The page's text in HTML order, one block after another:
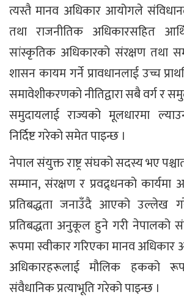
त्यस्तै मानव अधिकार आयोगले
तथा राजनीतिक अधिकारसहित
सांस्कृतिक अधिकारको संरक्षण तथा
शासन कायम गर्ने प्रावधानलाई उच्च
समावेशीकरणको नीतिद्वारा सबै वर्ग र
समुदायलाई राज्यको मूलधारमा
निर्दिष्ट गरेको समेत पाइन्छ ।
नेपाल संयुक्त राष्ट्र संघको सदस्य भए
सम्मान, संरक्षण र प्रवद्र्धनको कार्यमा
प्रतिबद्धता जनाउँदै आएको उल्लेख
प्रतिबद्धता अनुकूल हुने गरी नेपालको
रूपमा स्वीकार गरिएका मानव अधिकार
अधिकारहरूलाई मौलिक हकको
संवैधानिक प्रत्याभूति गरेको पाइन्छ ।